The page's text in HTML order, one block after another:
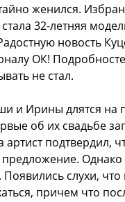
женился.
стала 32-летняя
новость
ОК!
не стал.
и Ирины длятся на
об их свадьбе
артист подтвердил,
Однако
Появились слухи,
причем что